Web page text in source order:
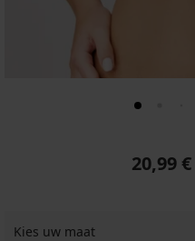
20,99 €
Kies uw maat